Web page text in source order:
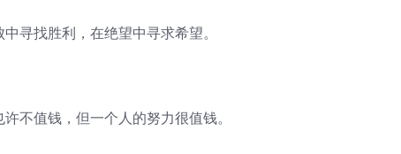
寻找胜利，在绝望中寻求希望。
不值钱，但一个人的努力很值钱。